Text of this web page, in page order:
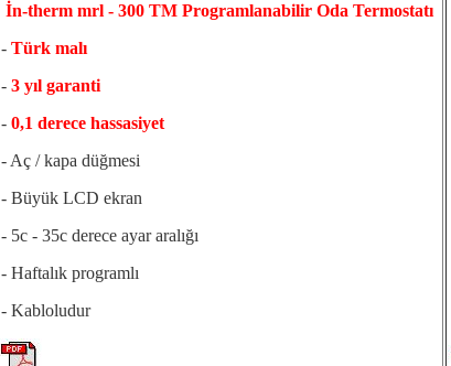
İn-therm mrl - 300 TM Programlanabilir Oda Termostatı
- Türk malı
- 3 yıl garanti
- 0,1 derece hassasiyet
- Aç / kapa düğmesi
- Büyük LCD ekran
- 5c - 35c derece ayar aralığı
- Haftalık programlı
- Kabloludur